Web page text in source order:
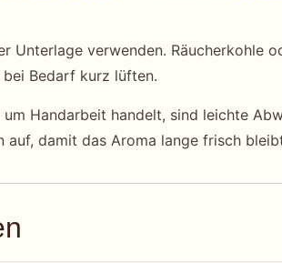
Unterlage verwenden. Räucherkohle
bei Bedarf kurz lüften.
Handarbeit handelt, sind leichte
damit das Aroma lange frisch